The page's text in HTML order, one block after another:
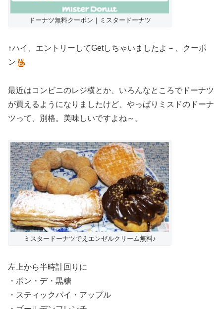
ドーナツ無料クーポン｜ミスタードーナツ
↑ハイ、エントリーしてGetしちゃいましたよ－、クーポ
ン
最近はコンビニのレジ横とか、いろんなところでドーナツ
が買えるようになりましたけど、やっぱりミスドのドーナ
ツって、別格。美味しいですよね～。
ミスタードーナツでえエンゼルクリーム無料♪
左上から半時計回りに
・ポン・デ・黒糖
・スティックパイ・アップル